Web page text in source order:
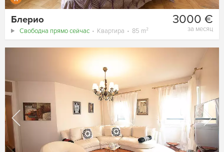
3000 €
за месяц
Блерио
Свободна прямо сейчас Квартира 85 m²